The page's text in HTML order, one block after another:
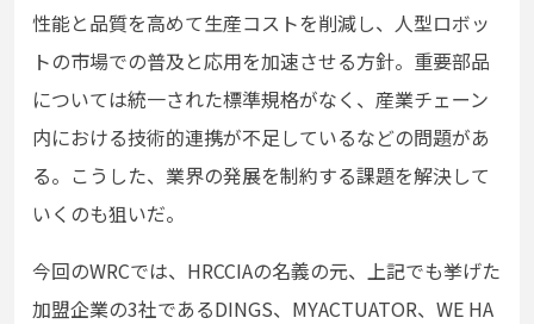
性能と品質を⾼めて⽣産コストを削減し、⼈型ロボッ
トの市場での普及と応⽤を加速させる⽅針。重要部品
については統⼀された標準規格がなく、産業チェーン
内における技術的連携が不⾜しているなどの問題があ
る。こうした、業界の発展を制約する課題を解決して
いくのも狙いだ。
今回のWRCでは、HRCCIAの名義の元、上記でも挙げた
加盟企業の3社であるDINGS、MYACTUATOR、WE HA